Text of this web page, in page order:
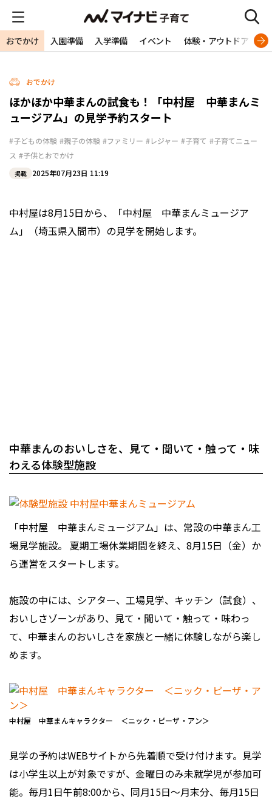
おでかけ 入園準備 入学準備 イベント 体験・アウトドア 旅
おでかけ
ほかほか中華まんの試食も！「中村屋 中華まんミ
ュージアム」の見学予約スタート
#子どもの体験 #親子の体験 #ファミリー #レジャー #子育て #子育てニュー
ス #子供とおでかけ
掲載 2025年07月23日 11:19
中村屋は8月15日から、「中村屋 中華まんミュージア
ム」（埼玉県入間市）の見学を開始します。
中華まんのおいしさを、見て・聞いて・触って・味
わえる体験型施設
「中村屋 中華まんミュージアム」は、常設の中華まん工
場見学施設。 夏期工場休業期間を終え、8月15日（金）か
ら運営をスタートします。
施設の中には、シアター、工場見学、キッチン（試食）、
おいしさゾーンがあり、見て・聞いて・触って・味わっ
て、中華まんのおいしさを家族と一緒に体験しながら楽し
めます。
中村屋 中華まんキャラクター ＜ニック・ピーザ・アン＞
見学の予約はWEBサイトから先着順で受け付けます。見学
は小学生以上が対象ですが、金曜日のみ未就学児が参加可
能。毎月1日午前8:00から、同月15日～月末分、毎月15日